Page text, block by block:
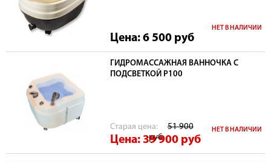
Цена: 6 500 руб
НЕТ В НАЛИЧИИ
ГИДРОМАССАЖНАЯ ВАННОЧКА С
ПОДСВЕТКОЙ P100
Cтарая цена:
51 900
руб
Цена: 39 900 руб
НЕТ В НАЛИЧИИ